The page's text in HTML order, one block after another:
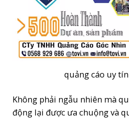
quảng cáo uy tín
Không phải ngẫu nhiên mà
động lại được ưa chuộng và